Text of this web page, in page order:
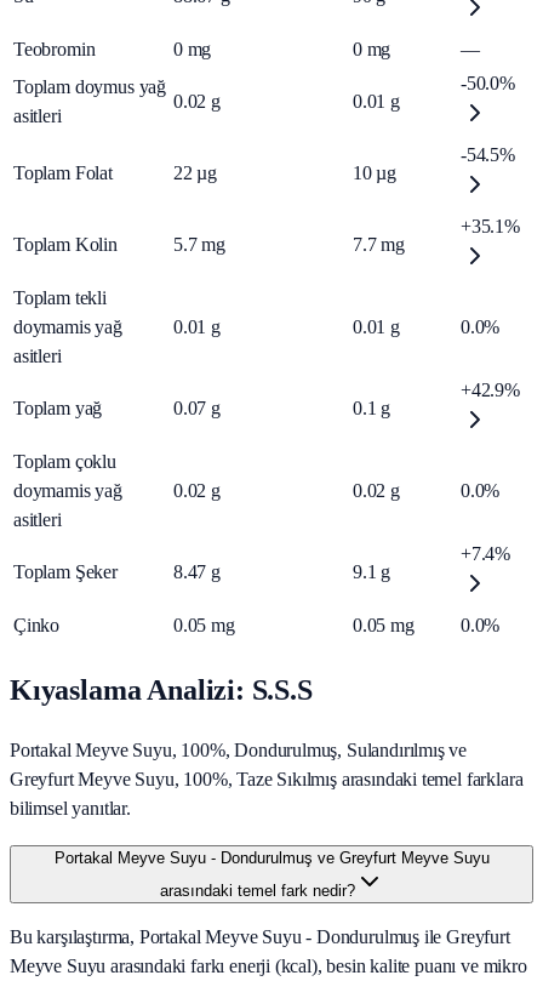
Teobromin 0 mg 0 mg
—
Toplam doymus yağ
asitleri
0.02 g 0.01 g
-50.0%
Toplam Folat 22 µg 10 µg
-54.5%
Toplam Kolin 5.7 mg 7.7 mg
+35.1%
Toplam tekli
doymamis yağ
asitleri
0.01 g 0.01 g 0.0%
Toplam yağ 0.07 g 0.1 g
+42.9%
Toplam çoklu
doymamis yağ
asitleri
0.02 g 0.02 g 0.0%
Toplam Şeker 8.47 g 9.1 g
+7.4%
Çinko 0.05 mg 0.05 mg 0.0%
Kıyaslama Analizi: S.S.S
Portakal Meyve Suyu, 100%, Dondurulmuş, Sulandırılmış ve
Greyfurt Meyve Suyu, 100%, Taze Sıkılmış arasındaki temel farklara
bilimsel yanıtlar.
Portakal Meyve Suyu - Dondurulmuş ve Greyfurt Meyve Suyu
arasındaki temel fark nedir?
Bu karşılaştırma, Portakal Meyve Suyu - Dondurulmuş ile Greyfurt
Meyve Suyu arasındaki farkı enerji (kcal), besin kalite puanı ve mikro